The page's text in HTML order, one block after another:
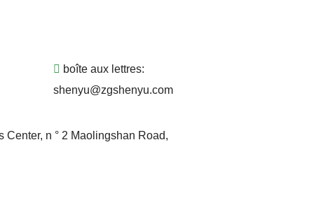
boîte aux lettres:
shenyu@zgshenyu.com
Center, n ° 2 Maolingshan Road,